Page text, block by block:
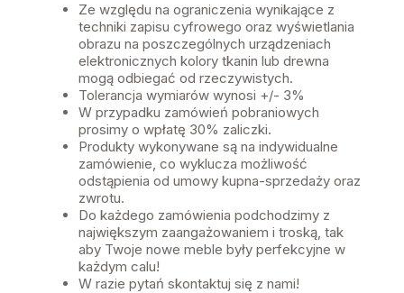
Ze względu na ograniczenia wynikające z
techniki zapisu cyfrowego oraz wyświetlania
obrazu na poszczególnych urządzeniach
elektronicznych kolory tkanin lub drewna
mogą odbiegać od rzeczywistych.
Tolerancja wymiarów wynosi +/- 3%
W przypadku zamówień pobraniowych
prosimy o wpłatę 30% zaliczki.
Produkty wykonywane są na indywidualne
zamówienie, co wyklucza możliwość
odstąpienia od umowy kupna-sprzedaży oraz
zwrotu.
Do każdego zamówienia podchodzimy z
największym zaangażowaniem i troską, tak
aby Twoje nowe meble były perfekcyjne w
każdym calu!
W razie pytań skontaktuj się z nami!